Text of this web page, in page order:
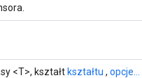
<T>, kształt kształtu , opcje...